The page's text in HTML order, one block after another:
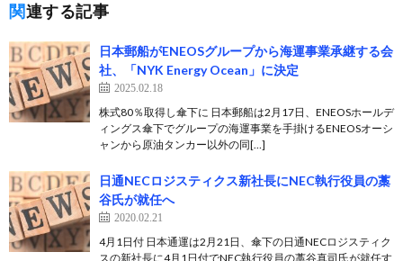
関連する記事
日本郵船がENEOSグループから海運事業承継する会
社、「NYK Energy Ocean」に決定
2025.02.18
株式80％取得し傘下に 日本郵船は2月17日、ENEOSホールデ
ィングス傘下でグループの海運事業を手掛けるENEOSオーシ
ャンから原油タンカー以外の同[…]
日通NECロジスティクス新社長にNEC執行役員の藁
谷氏が就任へ
2020.02.21
4月1日付 日本通運は2月21日、傘下の日通NECロジスティク
スの新社長に4月1日付でNEC執行役員の藁谷真司氏が就任す